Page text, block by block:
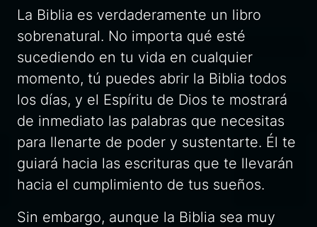
La Biblia es verdaderamente un libro
sobrenatural. No importa qué esté
sucediendo en tu vida en cualquier
momento, tú puedes abrir la Biblia todos
los días, y el Espíritu de Dios te mostrará
de inmediato las palabras que necesitas
para llenarte de poder y sustentarte. Él te
guiará hacia las escrituras que te llevarán
hacia el cumplimiento de tus sueños.
Sin embargo, aunque la Biblia sea muy